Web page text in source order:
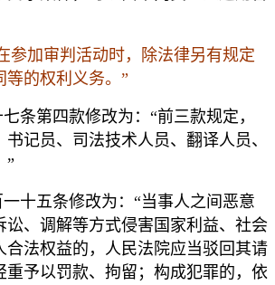
参加审判活动时，除法律另有规定
等的权利义务。”
条第四款修改为：“前三款规定，
记员、司法技术人员、翻译人员、
”
十五条修改为：“当事人之间恶意
讼、调解等方式侵害国家利益、社会
合法权益的，人民法院应当驳回其请
重予以罚款、拘留；构成犯罪的，依